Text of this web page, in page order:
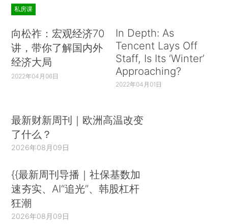
私房课
向松祚：宏观经济70
讲，带你了解国内外
经济大局
2022年04月06日
In Depth: As
Tencent Lays Off
Staff, Is Its ‘Winter’
Approaching?
2022年04月01日
最新财新周刊｜欧洲高温改变
了什么？
2026年08月09日
{{最新周刊导播｜社保基数加
速夯实、AI“追光”、韩股杠杆
狂潮
2026年08月09日